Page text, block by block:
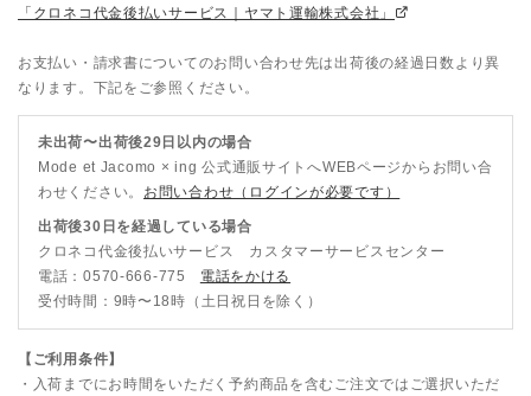
「クロネコ代金後払いサービス｜ヤマト運輸株式会社」
お支払い・請求書についてのお問い合わせ先は出荷後の経過日数より異
なります。下記をご参照ください。
未出荷〜出荷後29日以内の場合
Mode et Jacomo × ing 公式通販サイトへWEBページからお問い合
わせください。 お問い合わせ（ログインが必要です）
出荷後30日を経過している場合
クロネコ代金後払いサービス カスタマーサービスセンター
電話：0570-666-775
電話をかける
受付時間：9時〜18時（土日祝日を除く）
【ご利用条件】
・入荷までにお時間をいただく予約商品を含むご注文ではご選択いただ